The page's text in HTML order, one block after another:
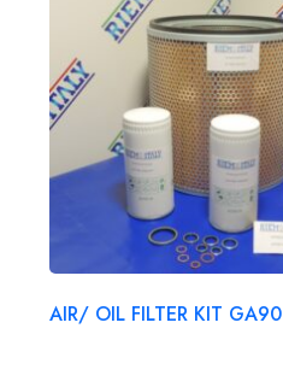
AIR/ OIL FILTER KIT GA90